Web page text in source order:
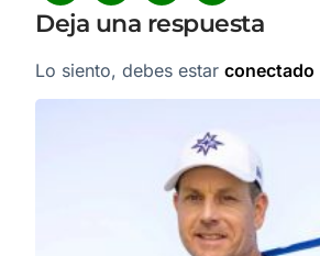
Deja una respuesta
Lo siento, debes estar conectado